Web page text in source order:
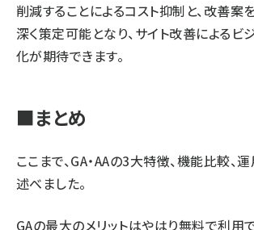
削減することによるコスト抑制と、改善案を
深く策定可能となり、サイト改善によるビ
化が期待できます。
■まとめ
ここまで、GA・AAの3大特徴、機能比較、
述べました。
GAの最大のメリットはやはり無料で利用